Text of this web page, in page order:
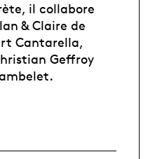
il collabore
& Claire de
Cantarella,
Geffroy